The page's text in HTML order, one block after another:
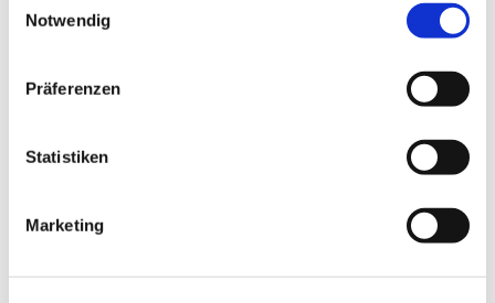
Notwendig
Präferenzen
Statistiken
Marketing
Uhr
Westraum in der Friedenskirche,
Frankenallee 150, 60326 Frankfurt am
Main
Sonja Karl, Chorleitung